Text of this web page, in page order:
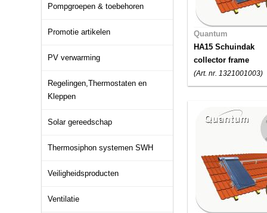
Pompgroepen & toebehoren
Promotie artikelen
PV verwarming
Regelingen,Thermostaten en
Kleppen
Solar gereedschap
Thermosiphon systemen SWH
Veiligheidsproducten
Ventilatie
Quantum
HA15 Schuindak
collector frame
(Art. nr. 1321001003)